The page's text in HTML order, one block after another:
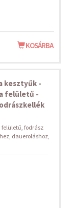
KOSÁRBA
kesztyűk -
felületű -
felületű, fodrász
daueroláshoz,